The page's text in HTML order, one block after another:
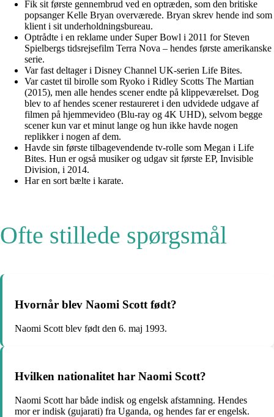
Fik sit første gennembrud ved en optræden, som den britiske
popsanger Kelle Bryan overværede. Bryan skrev hende ind som
klient i sit underholdningsbureau.
Optrådte i en reklame under Super Bowl i 2011 for Steven
Spielbergs tidsrejsefilm Terra Nova – hendes første amerikanske
serie.
Var fast deltager i Disney Channel UK-serien Life Bites.
Var castet til birolle som Ryoko i Ridley Scotts The Martian
(2015), men alle hendes scener endte på klippeværelset. Dog
blev to af hendes scener restaureret i den udvidede udgave af
filmen på hjemmevideo (Blu-ray og 4K UHD), selvom begge
scener kun var et minut lange og hun ikke havde nogen
replikker i nogen af dem.
Havde sin første tilbagevendende tv-rolle som Megan i Life
Bites. Hun er også musiker og udgav sit første EP, Invisible
Division, i 2014.
Har en sort bælte i karate.
Ofte stillede spørgsmål
Hvornår blev Naomi Scott født?
Naomi Scott blev født den 6. maj 1993.
Hvilken nationalitet har Naomi Scott?
Naomi Scott har både indisk og engelsk afstamning. Hendes
mor er indisk (gujarati) fra Uganda, og hendes far er engelsk.